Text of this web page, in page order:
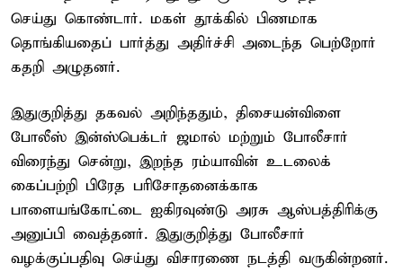
செய்து கொண்டார். மகள் தூக்கில் பிணமாக
தொங்கியதைப் பார்த்து அதிர்ச்சி அடைந்த பெற்றோர்
கதறி அழுதனர்.
இதுகுறித்து தகவல் அறிந்ததும், திசையன்விளை
போலீஸ் இன்ஸ்பெக்டர் ஜமால் மற்றும் போலீசார்
விரைந்து சென்று, இறந்த ரம்யாவின் உடலைக்
கைப்பற்றி பிரேத பரிசோதனைக்காக
பாளையங்கோட்டை ஐகிரவுண்டு அரசு ஆஸ்பத்திரிக்கு
அனுப்பி வைத்தனர். இதுகுறித்து போலீசார்
வழக்குப்பதிவு செய்து விசாரணை நடத்தி வருகின்றனர்.